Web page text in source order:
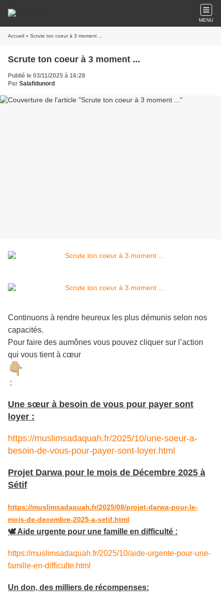
MENU
Accueil » Scrute ton coeur à 3 moment ...
Scrute ton coeur à 3 moment ...
Publié le 03/11/2025 à 16:28
Par Salafidunord
Continuons à rendre heureux les plus démunis selon nos
capacités.
Pour faire des aumônes vous pouvez cliquer sur l’action
qui vous tient à cœur
:
Une sœur à besoin de vous pour payer sont
loyer :
https://muslimsadaquah.fr/2025/10/une-soeur-a-
besoin-de-vous-pour-payer-sont-loyer.html
Projet Darwa pour le mois de Décembre 2025 à
Sétif
https://muslimsadaquah.fr/2025/08/projet-darwa-pour-le-
mois-de-decembre-2025-a-setif.html
🕊️ Aide urgente pour une famille en difficulté :
https://muslimsadaquah.fr/2025/10/aide-urgente-pour-une-
famille-en-difficulte.html
Un don, des milliers de récompenses: